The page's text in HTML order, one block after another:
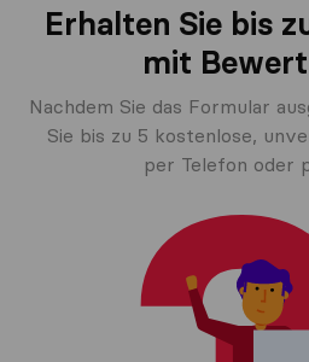
Erhalten Sie bis
mit
Nachdem Sie das Formular
Sie bis zu 5 kostenlose,
per Telefon oder